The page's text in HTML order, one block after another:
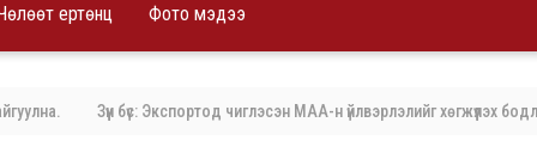
ертөнц Фото мэдээ
Зүүн бүс: Экспортод чиглэсэн МАА-н үйлвэрлэлийг хөгжүүлэх бодлого